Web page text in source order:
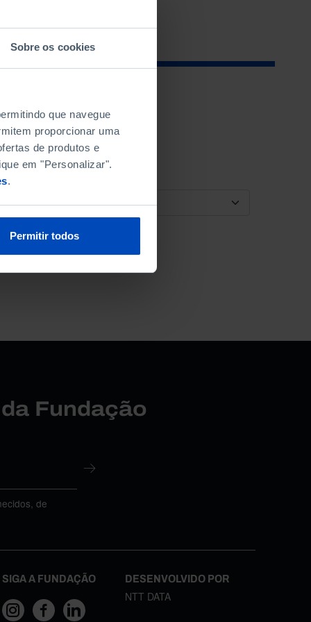
Sobre os cookies
que navegue
proporcionar uma
de produtos e
em "Personalizar".
.
Permitir todos
ORDENAR POR
Fundação
de
SIGA A FUNDAÇÃO DESENVOLVIDO POR
NTT DATA